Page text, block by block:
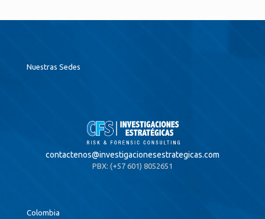
Nuestras Sedes
contactenos@investigacionesestrategicas.com
PBX: (+57 601) 8052651
Colombia